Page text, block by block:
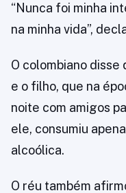
“Nunca foi minha
na minha vida”,
O colombiano disse
e o filho, que na
noite com amigos
ele, consumiu
alcoólica.
O réu também